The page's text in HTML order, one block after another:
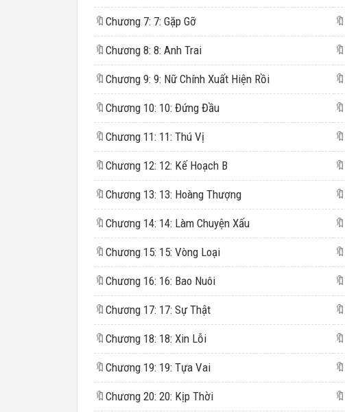
🔖 Chương 7: 7: Gặp Gỡ
🔖 Chương 8: 8: Anh Trai
🔖 Chương 9: 9: Nữ Chính Xuất Hiện Rồi
🔖 Chương 10: 10: Đứng Đầu
🔖 Chương 11: 11: Thú Vị
🔖 Chương 12: 12: Kế Hoạch B
🔖 Chương 13: 13: Hoàng Thượng
🔖 Chương 14: 14: Làm Chuyện Xấu
🔖 Chương 15: 15: Vòng Loại
🔖 Chương 16: 16: Bao Nuôi
🔖 Chương 17: 17: Sự Thật
🔖 Chương 18: 18: Xin Lỗi
🔖 Chương 19: 19: Tựa Vai
🔖 Chương 20: 20: Kịp Thời
🔖
🔖
🔖
🔖
🔖
🔖
🔖
🔖
🔖
🔖
🔖
🔖
🔖
🔖